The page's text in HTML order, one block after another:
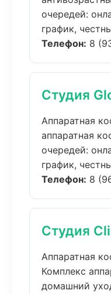
очередей:
график,
Телефон: 8
Студия
Аппаратная
аппаратная
очередей:
график,
Телефон: 8
Студия
Аппаратная
Комплекс
домашний